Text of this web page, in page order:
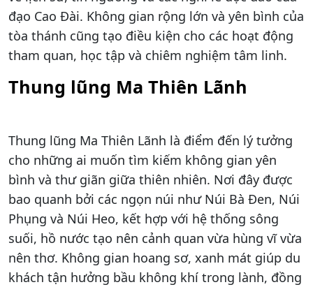
đạo Cao Đài. Không gian rộng lớn và yên bình của
tòa thánh cũng tạo điều kiện cho các hoạt động
tham quan, học tập và chiêm nghiệm tâm linh.
Thung lũng Ma Thiên Lãnh
Thung lũng Ma Thiên Lãnh là điểm đến lý tưởng
cho những ai muốn tìm kiếm không gian yên
bình và thư giãn giữa thiên nhiên. Nơi đây được
bao quanh bởi các ngọn núi như Núi Bà Đen, Núi
Phụng và Núi Heo, kết hợp với hệ thống sông
suối, hồ nước tạo nên cảnh quan vừa hùng vĩ vừa
nên thơ. Không gian hoang sơ, xanh mát giúp du
khách tận hưởng bầu không khí trong lành, đồng